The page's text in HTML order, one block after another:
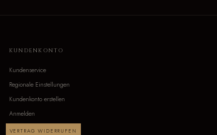
KUNDENKONTO
Kundenservice
Regionale Einstellungen
Kundenkonto erstellen
Anmelden
VERTRAG WIDERRUFEN